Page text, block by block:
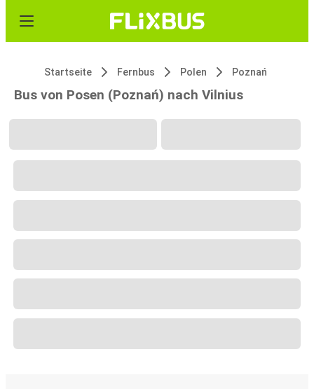
Startseite Fernbus Polen Poznań
Bus von Posen (Poznań) nach Vilnius